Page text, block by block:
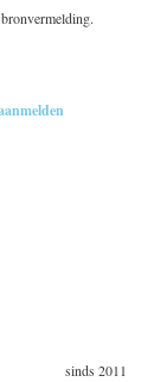
sinds 2011